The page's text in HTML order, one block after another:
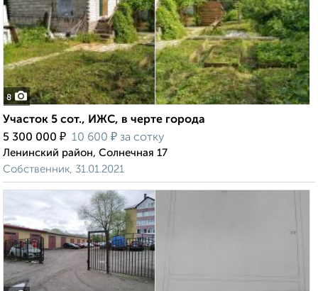
8
Участок 5 сот., ИЖС, в черте города
5 300 000 ₽ 10 600 ₽ за сотку
Ленинский район, Солнечная 17
Собственник, 31.01.2021